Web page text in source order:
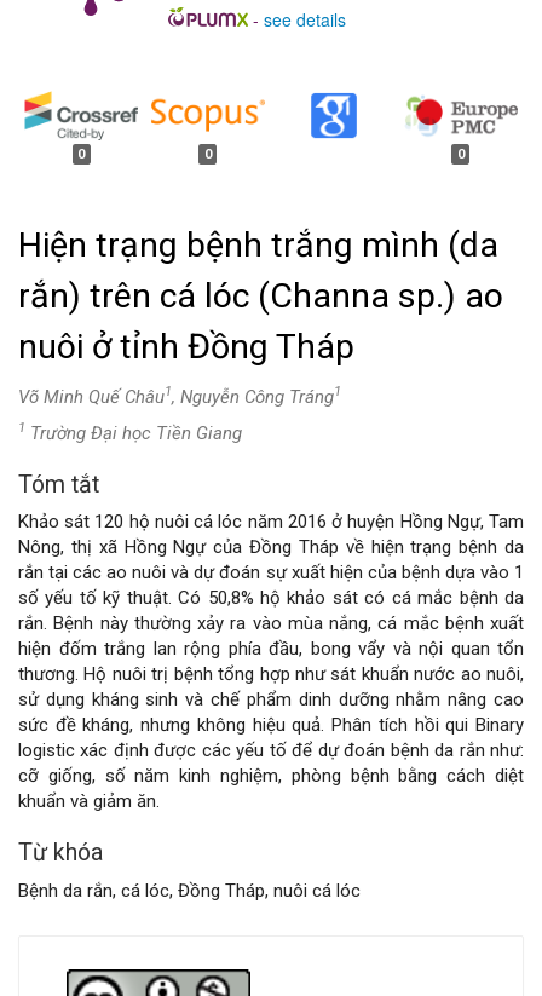
- see details
0 0 0
Hiện trạng bệnh trắng mình (da
rắn) trên cá lóc (Channa sp.) ao
nuôi ở tỉnh Đồng Tháp
Võ Minh Quế Châu1, Nguyễn Công Tráng1
1 Trường Đại học Tiền Giang
Nội
dung
chính
của
bài
viết
Tóm tắt
Khảo sát 120 hộ nuôi cá lóc năm 2016 ở huyện Hồng Ngự, Tam
Nông, thị xã Hồng Ngự của Đồng Tháp về hiện trạng bệnh da
rắn tại các ao nuôi và dự đoán sự xuất hiện của bệnh dựa vào 1
số yếu tố kỹ thuật. Có 50,8% hộ khảo sát có cá mắc bệnh da
rắn. Bệnh này thường xảy ra vào mùa nắng, cá mắc bệnh xuất
hiện đốm trắng lan rộng phía đầu, bong vẩy và nội quan tổn
thương. Hộ nuôi trị bệnh tổng hợp như sát khuẩn nước ao nuôi,
sử dụng kháng sinh và chế phẩm dinh dưỡng nhằm nâng cao
sức đề kháng, nhưng không hiệu quả. Phân tích hồi qui Binary
logistic xác định được các yếu tố để dự đoán bệnh da rắn như:
cỡ giống, số năm kinh nghiệm, phòng bệnh bằng cách diệt
khuẩn và giảm ăn.
Từ khóa
Bệnh da rắn, cá lóc, Đồng Tháp, nuôi cá lóc